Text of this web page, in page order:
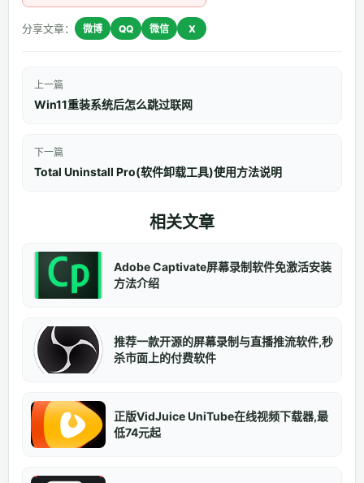
分享文章： 微博 QQ 微信 X
上一篇
Win11重装系统后怎么跳过联网
下一篇
Total Uninstall Pro(软件卸载工具)使用方法说明
相关文章
Adobe Captivate屏幕录制软件免激活安装
方法介绍
推荐一款开源的屏幕录制与直播推流软件,秒
杀市面上的付费软件
正版VidJuice UniTube在线视频下载器,最
低74元起